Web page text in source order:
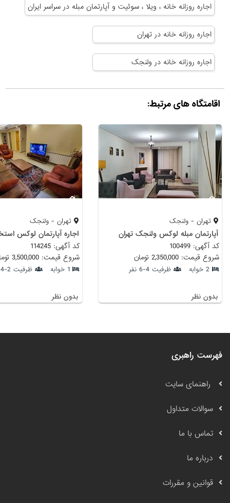
اجاره روزانه خانه ، ویلا ، سوئیت و آپارتمان مبله در سراسر ایران
اجاره روزانه خانه در تهران
اجاره روزانه خانه در ولنجک
اقامتگاه های مرتبط:
تهران - ولنجک
آپارتمان مبله لوکس ولنجک تهران
کد آگهی: 100499
شروع قیمت: 2,350,000 تومان
2 خوابه ظرفیت 4-6 نفر
بدون نظر
تهران - ولنجک
اجاره آپارتمان لوکس
کد آگهی: 114245
شروع قیمت: 3,500,000 تومان
1 خوابه ظرفیت 2-4 نفر
بدون نظر
فهرست راهبری
راهنمای سایت
سوالات متداول
تماس با ما
درباره ما
قوانین و مقررات